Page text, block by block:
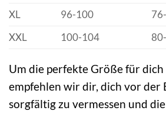
XL
96-100
XXL
100-104
Um die perfekte Größe für dich
empfehlen wir dir, dich vor der
sorgfältig zu vermessen und